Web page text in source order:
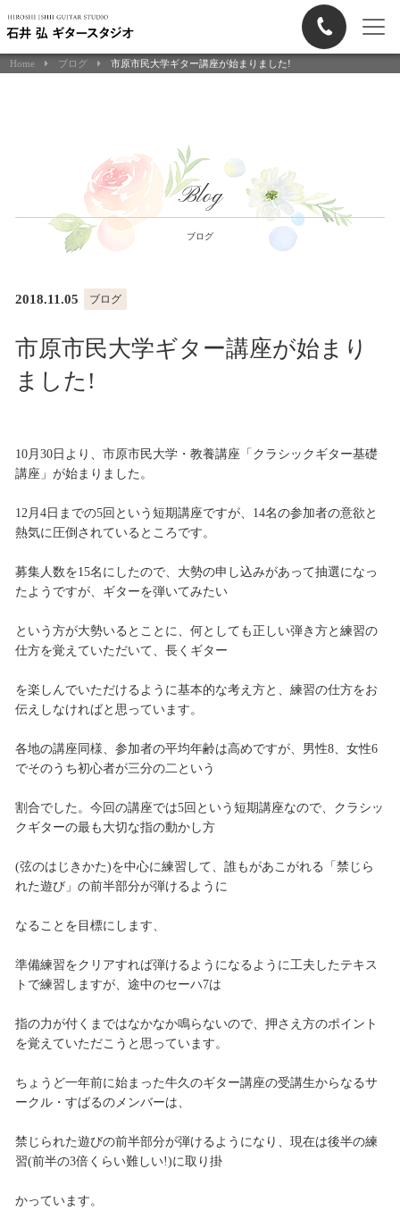
Home ブログ 市原市民大学ギター講座が始まりました!
Blog
ブログ
2018.11.05 ブログ
市原市民大学ギター講座が始まり
ました!
10月30日より、市原市民大学・教養講座「クラシックギター基礎
講座」が始まりました。
12月4日までの5回という短期講座ですが、14名の参加者の意欲と
熱気に圧倒されているところです。
募集人数を15名にしたので、大勢の申し込みがあって抽選になっ
たようですが、ギターを弾いてみたい
という方が大勢いるとことに、何としても正しい弾き方と練習の
仕方を覚えていただいて、長くギター
を楽しんでいただけるように基本的な考え方と、練習の仕方をお
伝えしなければと思っています。
各地の講座同様、参加者の平均年齢は高めですが、男性8、女性6
でそのうち初心者が三分の二という
割合でした。今回の講座では5回という短期講座なので、クラシッ
クギターの最も大切な指の動かし方
(弦のはじきかた)を中心に練習して、誰もがあこがれる「禁じら
れた遊び」の前半部分が弾けるように
なることを目標にします、
準備練習をクリアすれば弾けるようになるように工夫したテキス
トで練習しますが、途中のセーハ7は
指の力が付くまではなかなか鳴らないので、押さえ方のポイント
を覚えていただこうと思っています。
ちょうど一年前に始まった牛久のギター講座の受講生からなるサ
ークル・すばるのメンバーは、
禁じられた遊びの前半部分が弾けるようになり、現在は後半の練
習(前半の3倍くらい難しい!)に取り掛
かっています。